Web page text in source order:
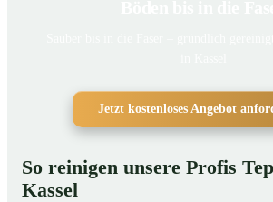
Jetzt kostenloses Angebot
So reinigen unsere Profis
Kassel